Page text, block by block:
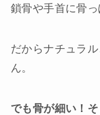
鎖骨や手首に骨っ
だからナチュラ
ん。
でも骨が細い！